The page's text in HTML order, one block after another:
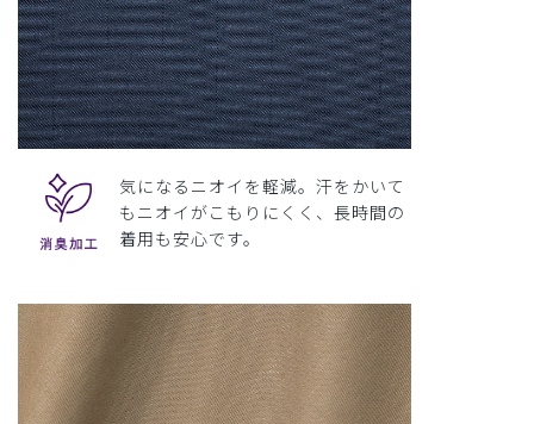
気になるニオイを軽減。汗をかいて
もニオイがこもりにくく、長時間の
着用も安心です。